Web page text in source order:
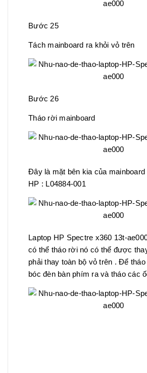
Bước 25
Tách mainboard ra khỏi vỏ trên
Bước 26
Tháo rời mainboard
Đây là mặt bên kia của mainboard
HP : L04884-001
Laptop HP Spectre x360 13t-
có thể tháo rời nó có thể được
phải thay toàn bộ vỏ trên . Để
bóc đèn bàn phím ra và tháo các